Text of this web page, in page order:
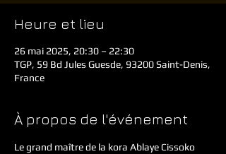
Heure et lieu
26 mai 2025, 20:30 – 22:30
TGP, 59 Bd Jules Guesde, 93200 Saint-Denis,
France
À propos de l'événement
Le grand maître de la kora Ablaye Cissoko